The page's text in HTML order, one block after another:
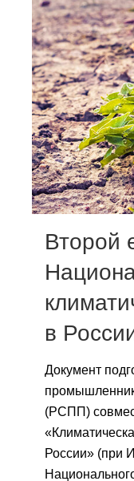
Об
Научные
Сотрудники
Отчетность
Публикации
Научная жизнь
Издания
О
Второй
в
Документ
(РСПП)
России» (при